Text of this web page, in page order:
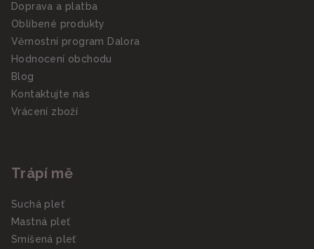
Doprava a platba
Oblíbené produkty
Věrnostní program Dalora
Hodnocení obchodu
Blog
Kontaktujte nás
Vrácení zboží
Trápí mě
Suchá pleť
Mastná pleť
Smíšená pleť